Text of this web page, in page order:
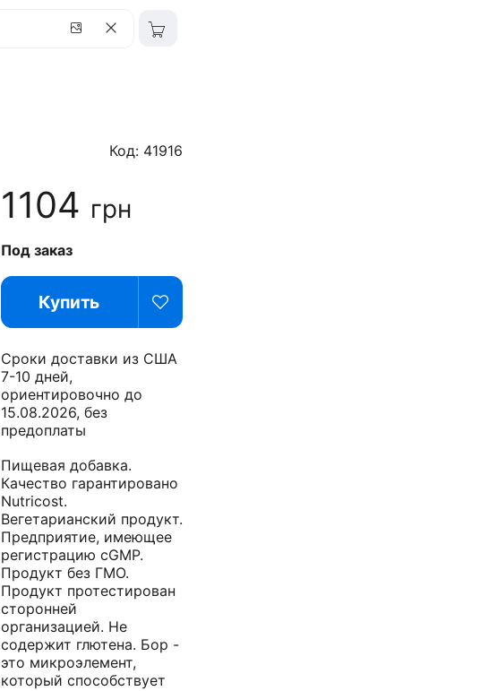
Код: 41916
1104 грн
Под заказ
Купить
Сроки доставки из США
7-10 дней,
ориентировочно до
15.08.2026, без
предоплаты
Пищевая добавка.
Качество гарантировано
Nutricost.
Вегетарианский продукт.
Предприятие, имеющее
регистрацию cGMP.
Продукт без ГМО.
Продукт протестирован
сторонней
организацией. Не
содержит глютена. Бор -
это микроэлемент,
который способствует